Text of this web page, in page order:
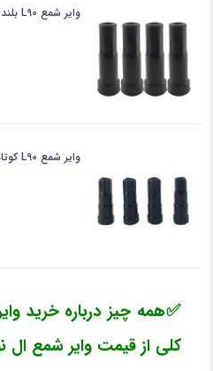
وایر شمع L90 بلند(VALEO)-نور پارت یدک
وایر شمع L90 کوتاه(ELDOR)-بهرام
کلی از قیمت وایر شمع ال